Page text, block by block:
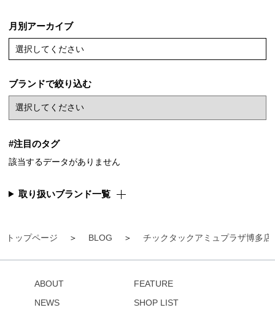
トップページ BLOG チックタックアミュプラザ博多店
月別アーカイブ
選択してください
ブランドで絞り込む
#注目のタグ
該当するデータがありません
取り扱いブランド一覧
ABOUT
NEWS
FEATURE
SHOP LIST